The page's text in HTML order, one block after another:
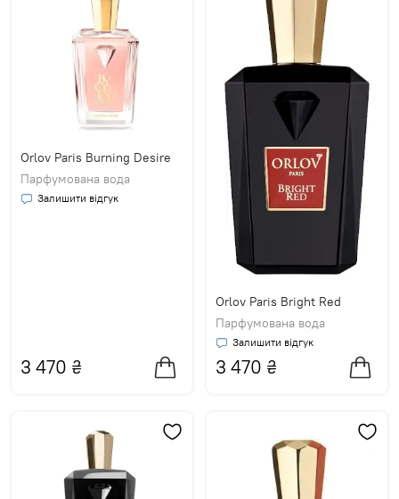
Orlov Paris Burning Desire
Парфумована вода
Залишити відгук
3 470 ₴
Orlov Paris Bright Red
Парфумована вода
Залишити відгук
3 470 ₴